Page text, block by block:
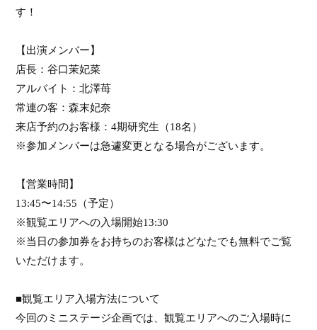
す！
【出演メンバー】
店長：谷口茉妃菜
アルバイト：北澤苺
常連の客：森末妃奈
来店予約のお客様：4期研究生（18名）
※参加メンバーは急遽変更となる場合がございます。
【営業時間】
13:45〜14:55 （予定）
※観覧エリアへの入場開始13:30
※当日の参加券をお持ちのお客様はどなたでも無料でご覧
いただけます。
■観覧エリア入場方法について
今回のミニステージ企画では、観覧エリアへのご入場時に